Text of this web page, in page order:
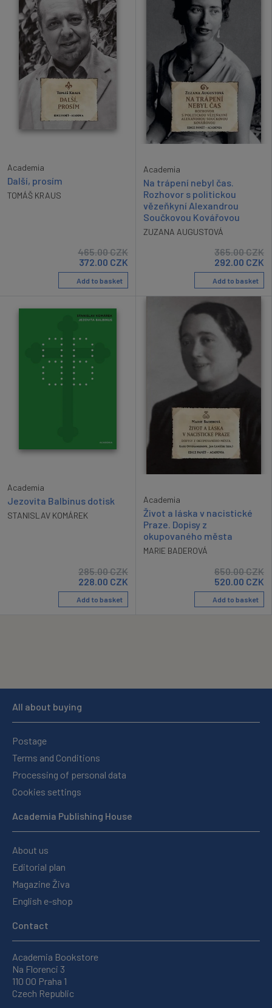
Academia
Další, prosím
TOMÁŠ KRAUS
465.00CZK
372.00 CZK
Add to basket
Academia
Na trápení nebyl čas.
Rozhovor s politickou
vězeňkyní Alexandrou
Součkovou Kovářovou
ZUZANA AUGUSTOVÁ
365.00CZK
292.00 CZK
Add to basket
Academia
Jezovita Balbinus dotisk
STANISLAV KOMÁREK
285.00CZK
228.00 CZK
Add to basket
Academia
Život a láska v nacistické
Praze. Dopisy z
okupovaného města
MARIE BADEROVÁ
650.00CZK
520.00 CZK
Add to basket
All about buying
Postage
Terms and Conditions
Processing of personal data
Cookies settings
Academia Publishing House
About us
Editorial plan
Magazine Živa
English e-shop
Contact
Academia Bookstore
Na Florenci 3
110 00 Praha 1
Czech Republic